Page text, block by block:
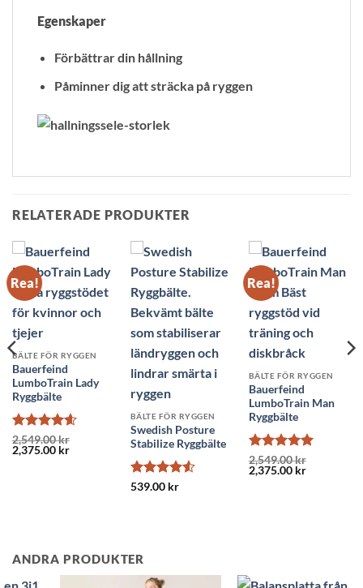
Egenskaper
Förbättrar din hållning
Påminner dig att sträcka på ryggen
RELATERADE PRODUKTER
Rea!
BÄLTE FÖR RYGGEN
Bauerfeind
LumboTrain Lady
Ryggbälte
Betygsatt
4.57av 5
2,549.00kr
Det
ursprungliga
2,375.00 krDet
BÄLTE FÖR RYGGEN
Swedish Posture
Stabilize Ryggbälte
Betygsatt
539.00 kr
Rea!
BÄLTE FÖR RYGGEN
Bauerfeind
LumboTrain Man
Ryggbälte
Betygsatt5
av 5
2,549.00kr
Det
ursprungliga
2,375.00 krDet
ANDRA PRODUKTER